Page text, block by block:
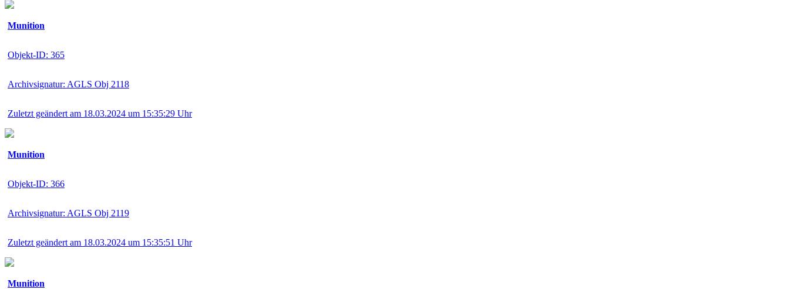
Munition
Objekt-ID: 365
Archivsignatur: AGLS Obj 2118
Zuletzt geändert am 18.03.2024 um 15:35:29 Uhr
Munition
Objekt-ID: 366
Archivsignatur: AGLS Obj 2119
Zuletzt geändert am 18.03.2024 um 15:35:51 Uhr
Munition